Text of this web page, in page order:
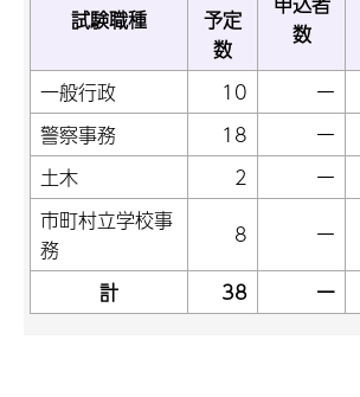
試験職種
予定
数
数
一般行政
10 ー
警察事務
18 ー
土木
2 ー
市町村立学校事
務
8 ー
計
38 ー